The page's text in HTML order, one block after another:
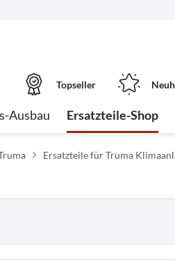
Topseller
Ausbau Ersatzteile-Shop
Ersatzteile für Truma